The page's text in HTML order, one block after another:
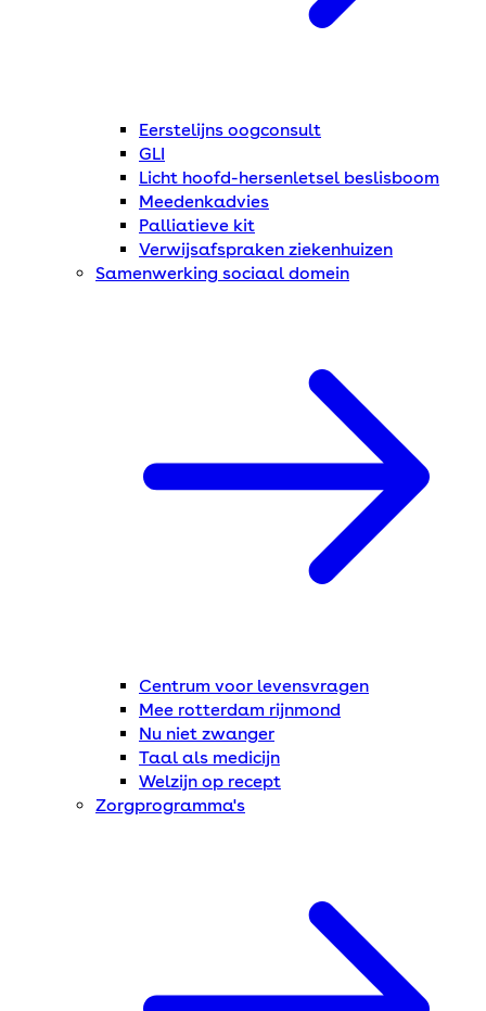
Eerstelijns oogconsult
GLI
Licht hoofd-hersenletsel beslisboom
Meedenkadvies
Palliatieve kit
Verwijsafspraken ziekenhuizen
Samenwerking sociaal domein
Centrum voor levensvragen
Mee rotterdam rijnmond
Nu niet zwanger
Taal als medicijn
Welzijn op recept
Zorgprogramma's